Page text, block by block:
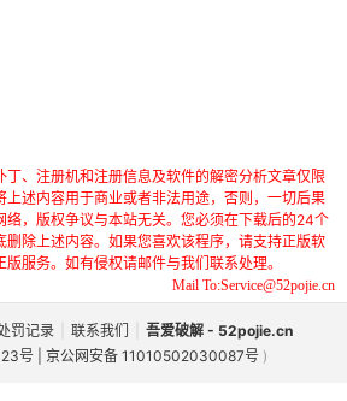
丁、注册机和注册信息及软件的解密分析文章仅限
上述内容用于商业或者非法用途，否则，一切后果
络，版权争议与本站无关。您必须在下载后的24个
删除上述内容。如果您喜欢该程序，请支持正版软
服务。如有侵权请邮件与我们联系处理。
Mail To:Service@52pojie.cn
罚记录 联系我们
吾爱破解 - 52pojie.cn
号 | 京公网安备 11010502030087号 )